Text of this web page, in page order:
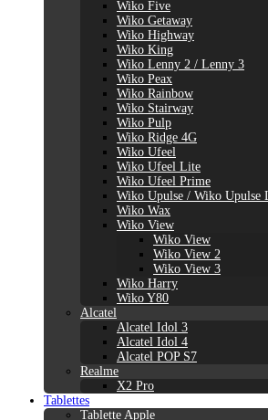
Wiko Five
Wiko Getaway
Wiko Highway
Wiko King
Wiko Lenny 2 / Lenny 3
Wiko Peax
Wiko Rainbow
Wiko Stairway
Wiko Pulp
Wiko Ridge 4G
Wiko Ufeel
Wiko Ufeel Lite
Wiko Ufeel Prime
Wiko Upulse / Wiko Upulse
Wiko Wax
Wiko View
Wiko View
Wiko View 2
Wiko View 3
Wiko Harry
Wiko Y80
Alcatel
Alcatel Idol 3
Alcatel Idol 4
Alcatel POP S7
Realme
X2 Pro
Tablettes
Tablette Apple